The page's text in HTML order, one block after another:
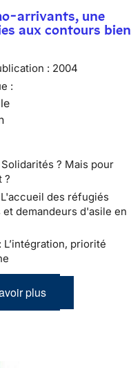
arrivants, une
aux contours bien
: 2004
:
? Mais pour
?
des réfugiés
et demandeurs d'asile en
L’intégration, priorité
plus